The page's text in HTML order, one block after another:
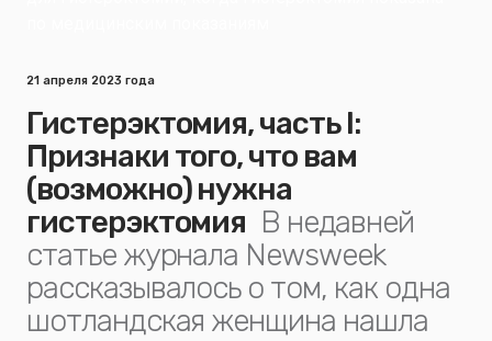
21 апреля 2023 года
Гистерэктомия, часть I:
Признаки того, что вам
(возможно) нужна
гистерэктомия В недавней
статье журнала Newsweek
рассказывалось о том, как одна
шотландская женщина нашла